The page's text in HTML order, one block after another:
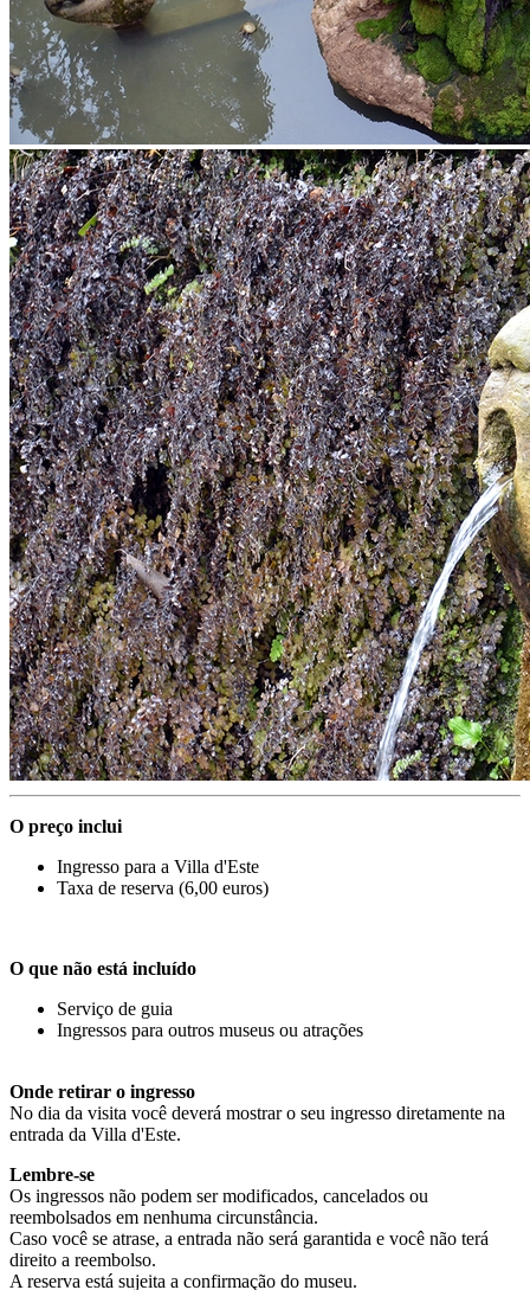
O preço inclui
Ingresso para a Villa d'Este
Taxa de reserva (6,00 euros)
O que não está incluído
Serviço de guia
Ingressos para outros museus ou atrações
Onde retirar o ingresso
No dia da visita você deverá mostrar o seu ingresso diretamente na
entrada da Villa d'Este.
Lembre-se
Os ingressos não podem ser modificados, cancelados ou
reembolsados em nenhuma circunstância.
Caso você se atrase, a entrada não será garantida e você não terá
direito a reembolso.
A reserva está sujeita a confirmação do museu.